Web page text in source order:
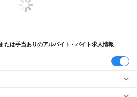
たは手当ありのアルバイト・バイト求人情報